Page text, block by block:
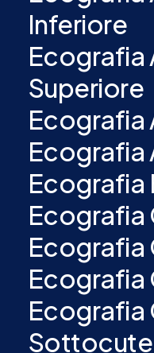
Inferiore
Ecografia
Superiore
Ecografia
Ecografia
Ecografia
Ecografia
Ecografia
Ecografia
Ecografia
Sottocute